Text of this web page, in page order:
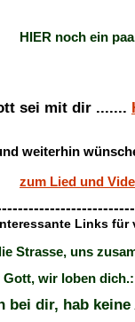
ein paar
sei mit dir .......
wünschen
zum Lied und
Links für
Strasse, uns
Gott, wir loben
bei dir, hab